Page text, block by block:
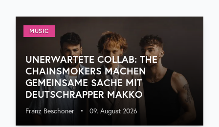
MUSIC
UNERWARTETE COLLAB: THE
CHAINSMOKERS MACHEN
GEMEINSAME SACHE MIT
DEUTSCHRAPPER MAKKO
Franz Beschoner • 09. August 2026